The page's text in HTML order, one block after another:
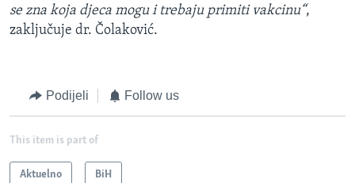
se zna koja djeca mogu i trebaju primiti vakcinu“,
zaključuje dr. Čolaković.
Podijeli Follow us
This item is part of
Aktuelno BiH